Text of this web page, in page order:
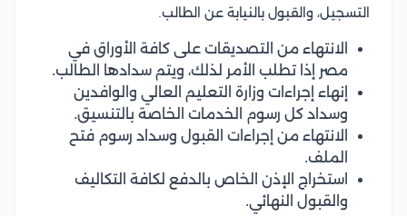
التسجيل، والقبول بالنيابة عن الطالب.
الانتهاء من التصديقات على كافة الأوراق في
مصر إذا تطلب الأمر لذلك، ويتم سدادها الطالب.
إنهاء إجراءات وزارة التعليم العالي والوافدين
وسداد كل رسوم الخدمات الخاصة بالتنسيق.
الانتهاء من إجراءات القبول وسداد رسوم فتح
الملف.
استخراج الإذن الخاص بالدفع لكافة التكاليف
والقبول النهائي.